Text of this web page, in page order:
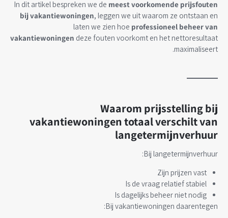
In dit artikel bespreken we de meest voorkomende prijsfouten
bij vakantiewoningen, leggen we uit waarom ze ontstaan en
laten we zien hoe professioneel beheer van
vakantiewoningen deze fouten voorkomt en het nettoresultaat
maximaliseert.
Waarom prijsstelling bij
vakantiewoningen totaal verschilt van
langetermijnverhuur
Bij langetermijnverhuur:
Zijn prijzen vast
Is de vraag relatief stabiel
Is dagelijks beheer niet nodig
Bij vakantiewoningen daarentegen: